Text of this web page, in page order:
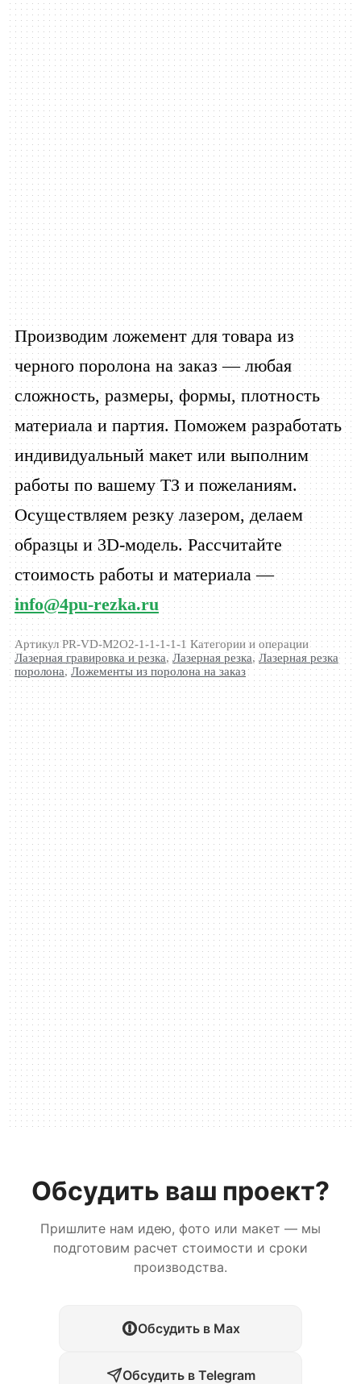
Производим ложемент для товара из
черного поролона на заказ — любая
сложность, размеры, формы, плотность
материала и партия. Поможем разработать
индивидуальный макет или выполним
работы по вашему ТЗ и пожеланиям.
Осуществляем резку лазером, делаем
образцы и 3D-модель. Рассчитайте
стоимость работы и материала —
info@4pu-rezka.ru
Артикул PR-VD-М2О2-1-1-1-1-1 Категории и операции
Лазерная гравировка и резка, Лазерная резка, Лазерная резка
поролона, Ложементы из поролона на заказ
Обсудить ваш проект?
Пришлите нам идею, фото или макет — мы
подготовим расчет стоимости и сроки
производства.
Обсудить в Max
Обсудить в Telegram